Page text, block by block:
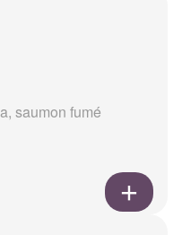
saumon fumé